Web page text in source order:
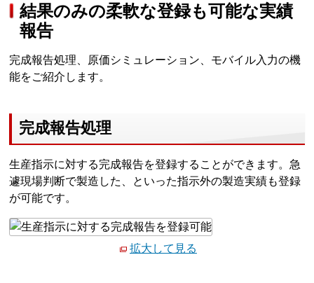
結果のみの柔軟な登録も可能な実績
報告
完成報告処理、原価シミュレーション、モバイル入力の機
能をご紹介します。
完成報告処理
生産指示に対する完成報告を登録することができます。急
遽現場判断で製造した、といった指示外の製造実績も登録
が可能です。
拡大して見る